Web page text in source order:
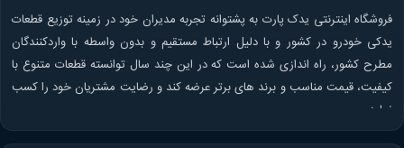
فروشگاه اینترنتی یدک پارت به پشتوانه تجربه مدیران خود در زمینه توزیع قطعات
یدکی خودرو در کشور و با دلیل ارتباط مستقیم و بدون واسطه با واردکنندگان
مطرح کشور، راه اندازی شده است که در این چند سال توانسته قطعات متنوع با
کیفیت، قیمت مناسب و برند های برتر عرضه کند و رضایت مشتریان خود را کسب
نماید.